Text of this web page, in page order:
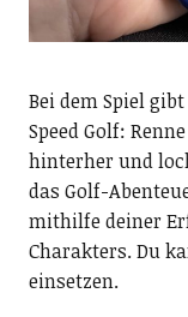
Bei dem Spiel
Speed Golf:
hinterher und
das Golf-
mithilfe deiner
Charakters. Du
einsetzen.